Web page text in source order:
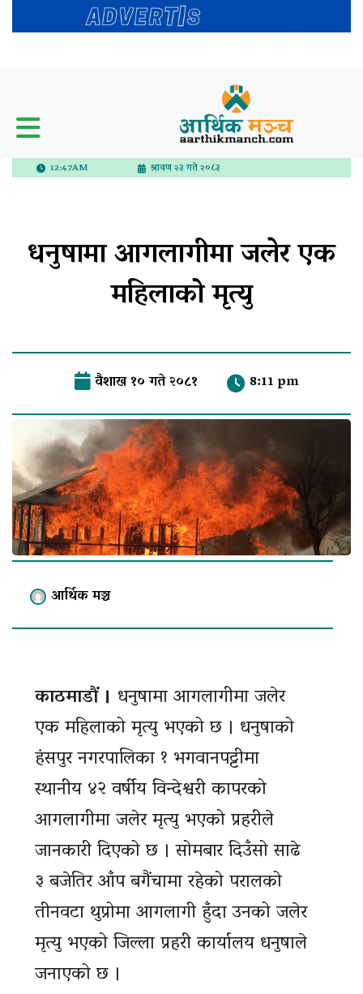
12:47AM श्रावण २३ गते २०८३
धनुषामा आगलागीमा जलेर एक
महिलाको मृत्यु
वैशाख १० गते २०८१ 8:11 pm
आर्थिक मञ्च
काठमाडौं । धनुषामा आगलागीमा जलेर
एक महिलाको मृत्यु भएको छ । धनुषाको
हंसपुर नगरपालिका १ भगवानपट्टीमा
स्थानीय ४२ वर्षीय विन्देश्वरी कापरको
आगलागीमा जलेर मृत्यु भएको प्रहरीले
जानकारी दिएको छ । सोमबार दिउँसो साढे
३ बजेतिर आँप बगैंचामा रहेको परालको
तीनवटा थुप्रोमा आगलागी हुँदा उनको जलेर
मृत्यु भएको जिल्ला प्रहरी कार्यालय धनुषाले
जनाएको छ ।